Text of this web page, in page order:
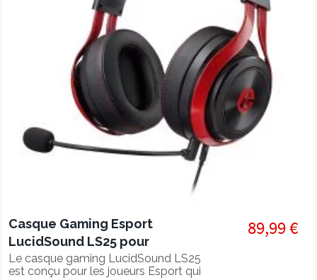
Casque Gaming Esport
LucidSound LS25 pour
PS5/PS4/XBOX/PC/Mobile
Le casque gaming LucidSound LS25
est conçu pour les joueurs Esport qui
89,99 €